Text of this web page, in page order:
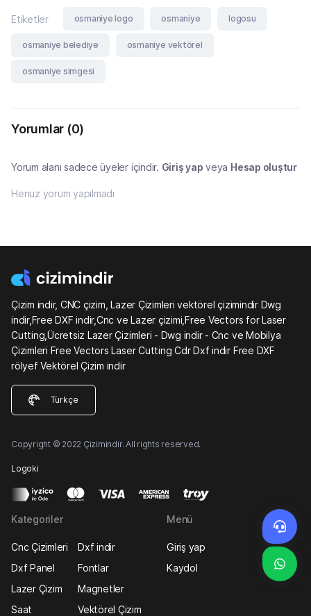
Etiketler osmaniye logo osmaniye logosu
osmaniye belediye osmaniye vektörel
osmaniye simgesi
Yorumlar (0)
Yorum alanı sadece üyeler içindir. Giriş yap veya Hesap oluştur
Henüz yorum yapılmadı
Çizim indir, CNC çizim, Lazer Çizimleri vektörel çizimindir Dwg
indir,Free DXF indir,Cnc ve Lazer çizimi,Free Vectors for Laser
Cutting,Ücretsiz Lazer Çizimleri - Dwg indir - Cnc ve Mobilya
Çizimleri Free Vectors Laser Cutting Cdr Dxf indir Free DXF
rölyef Vektörel Çizim indir
Türkçe
Copyright © 2022 Çizimindir. All rights reserved.
Logoki
Kategoriler
Cnc Çizimleri
Dxf indir
Dxf Panel
Fontlar
Lazer Çizim
Magnetler
Saat
Vektörel Çizim
Menü
Giriş yap
Kaydol